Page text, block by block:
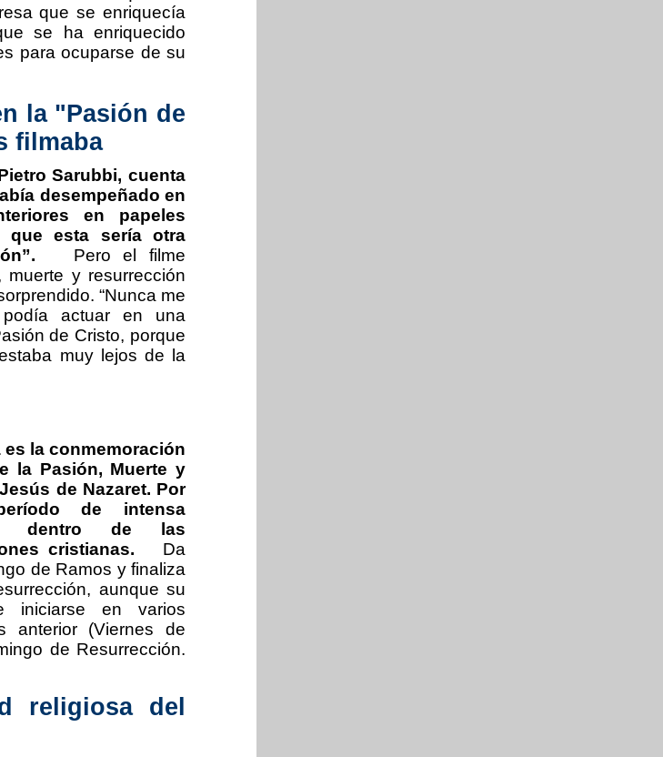
que se enriquecía
se ha enriquecido
para ocuparse de su
la "Pasión de
filmaba
Sarubbi, cuenta
desempeñado en
en papeles
que esta sería otra
Pero el filme
muerte y resurrección
“Nunca me
actuar en una
de Cristo, porque
muy lejos de la
es la conmemoración
la Pasión, Muerte y
de Nazaret. Por
de intensa
dentro de las
cristianas.
Da
de Ramos y finaliza
aunque su
iniciarse en varios
anterior (Viernes de
de Resurrección.
religiosa del